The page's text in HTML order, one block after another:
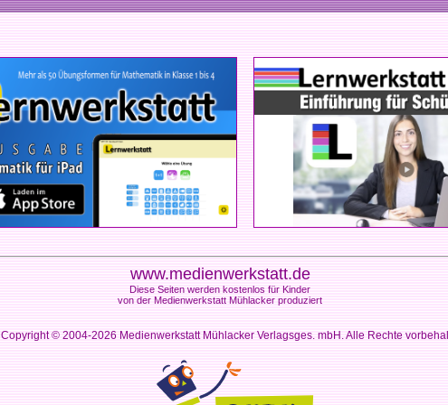
www.medienwerkstatt.de
Diese Seiten werden kostenlos für Kinder
von der Medienwerkstatt Mühlacker produziert
Copyright © 2004-2026Medienwerkstatt Mühlacker Verlagsges. mbH. Alle Rechte